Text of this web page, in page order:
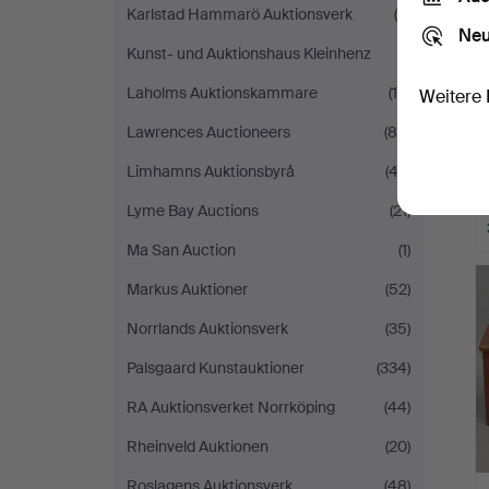
Karlstad Hammarö Auktionsverk
(8)
Kunst- und Auktionshaus Kleinhenz
Laholms Auktionskammare
(16)
Lawrences Auctioneers
(80)
Limhamns Auktionsbyrå
(43)
Lyme Bay Auctions
(21)
Ma San Auction
(1)
Markus Auktioner
(52)
Norrlands Auktionsverk
(35)
Palsgaard Kunstauktioner
(334)
RA Auktionsverket Norrköping
(44)
Rheinveld Auktionen
(20)
Weitere